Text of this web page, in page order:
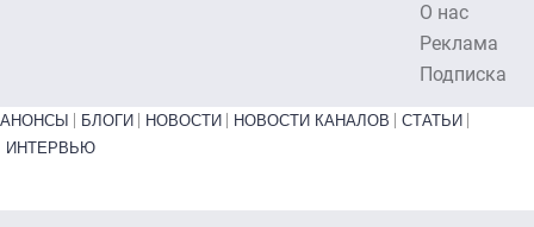
О нас
Реклама
Подписка
Primary links bottom
АНОНСЫ БЛОГИ НОВОСТИ НОВОСТИ КАНАЛОВ
СТАТЬИ
ИНТЕРВЬЮ